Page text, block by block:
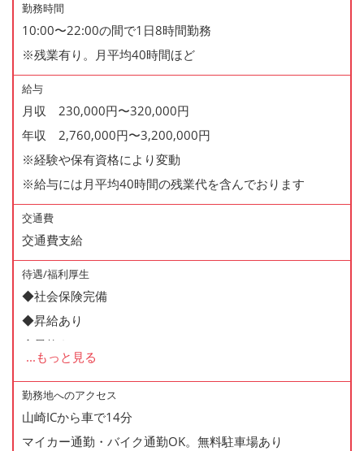
勤務時間
10:00〜22:00の間で1日8時間勤務
※残業有り。月平均40時間ほど
給与
月収 230,000円〜320,000円
年収 2,760,000円〜3,200,000円
※経験や保有資格により変動
※給与には月平均40時間の残業代を含んでおります
交通費
交通費支給
待遇/福利厚生
◆社会保険完備
◆昇給あり
◆昇格あり
◆正社員登用制度あり
◆寸志あり
◆有給休暇あり
◆産休・育休あり
... もっと見る
勤務地へのアクセス
山崎ICから車で14分
マイカー通勤・バイク通勤OK。無料駐車場あり